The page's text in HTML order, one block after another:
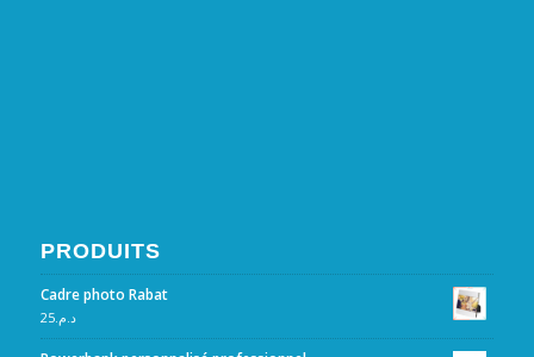
PRODUITS
Cadre photo Rabat
د.م.25